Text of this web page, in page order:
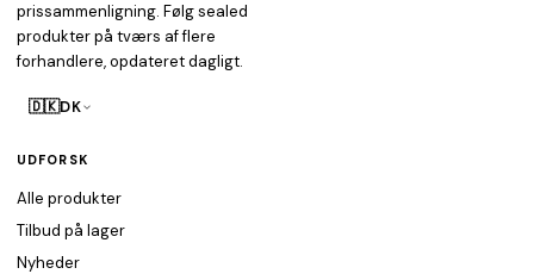
prissammenligning. Følg sealed
produkter på tværs af flere
forhandlere, opdateret dagligt.
🇩🇰DK
UDFORSK
Alle produkter
Tilbud på lager
Nyheder